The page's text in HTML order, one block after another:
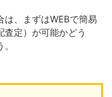
は、まずはWEBで簡易
定）が可能かどう